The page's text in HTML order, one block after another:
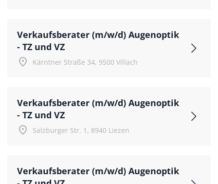
Verkaufsberater (m/w/d) Augenoptik
- TZ und VZ
place
Kärntner Straße 34, 9500 Villach
Verkaufsberater (m/w/d) Augenoptik
- TZ und VZ
place
Salzburger Str. 1, 8940 Liezen
Verkaufsberater (m/w/d) Augenoptik